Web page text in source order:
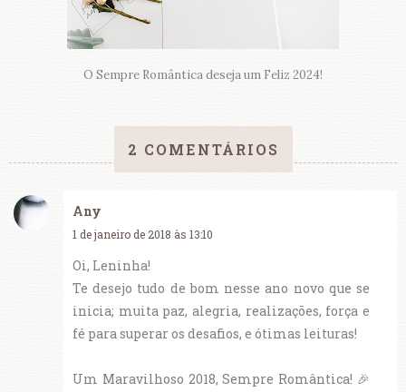
O Sempre Romântica deseja um Feliz 2024!
2 COMENTÁRIOS
Any
1 de janeiro de 2018 às 13:10
Oi, Leninha!
Te desejo tudo de bom nesse ano novo que se
inicia; muita paz, alegria, realizações, força e
fé para superar os desafios, e ótimas leituras!
Um Maravilhoso 2018, Sempre Romântica! 🎉